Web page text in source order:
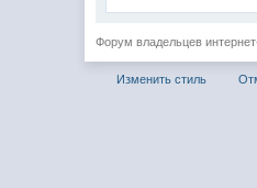
Форум владельцев
Изменить стиль